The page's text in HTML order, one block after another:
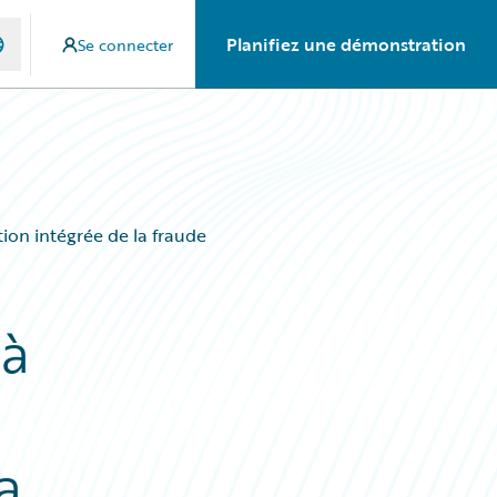
Se connecter Planifiez une démonstration
intégrée de la fraude